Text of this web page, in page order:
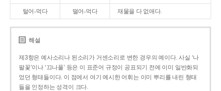
털어-먹다 떨어-먹다 재물을 다 없애다.
해설
제3항은 예사소리나 된소리가 거센소리로 변한 경우의 예이다. 사실 ‘나
팔꽃’이나 ‘끄나풀’ 등은 이 표준어 규정이 공표되기 전에 이미 일반화되
었던 형태들이다. 이 점에서 여기 예시한 어휘는 이미 뿌리를 내린 형태
들을 인정하는 성격이 크다.